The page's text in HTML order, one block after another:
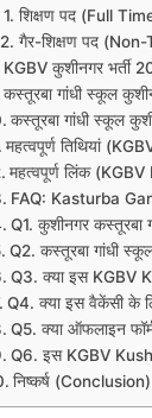
1. शिक्षण पद (Full
2. गैर-शिक्षण पद
KGBV कुशीनगर भर्ती
कस्तूरबा गांधी स्कूल
कस्तूरबा गांधी स्कूल
महत्वपूर्ण तिथियां
महत्वपूर्ण लिंक
FAQ: Kasturba
Q1. कुशीनगर कस्तूरबा
Q2. कस्तूरबा गांधी
Q3. क्या इस KGBV
Q4. क्या इस वैकेंसी के
Q5. क्या ऑफलाइन
Q6. इस KGBV
निष्कर्ष (Conclusion)